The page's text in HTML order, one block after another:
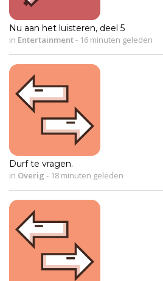
Nu aan het luisteren, deel 5
in Entertainment- 16 minuten geleden
Durf te vragen.
in Overig - 18 minuten geleden